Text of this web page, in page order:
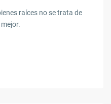
raíces no se trata de